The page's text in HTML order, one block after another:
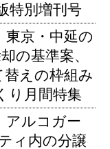
特別増刊号
東京・中延の
の基準案、
えの枠組み
り月間特集
アルコガー
ィ内の分譲